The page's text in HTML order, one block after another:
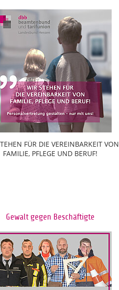
FÜR DIE VEREINBARKEIT VON
FAMILIE, PFLEGE UND BERUF!
Gewalt gegen Beschäftigte